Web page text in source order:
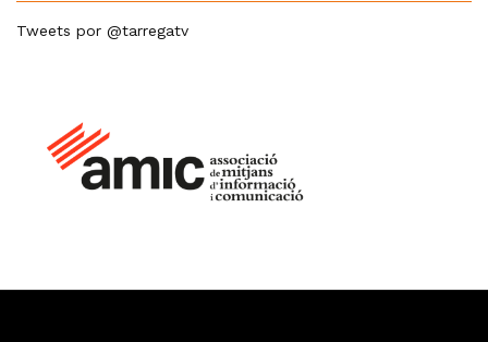
Tweets por @tarregatv